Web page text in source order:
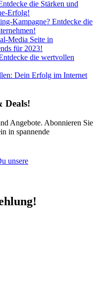
die Stärken und
Erfolg!
Kampagne? Entdecke die
Media Seite in
für 2023!
die wertvollen
Dein Erfolg im Internet
Deals!
Angebote. Abonnieren Sie
in spannende
unsere